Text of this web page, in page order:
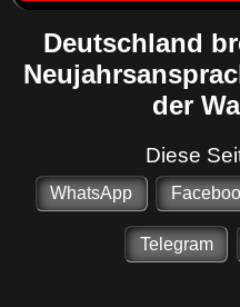
Deutschland
der
Diese
WhatsApp
Telegram